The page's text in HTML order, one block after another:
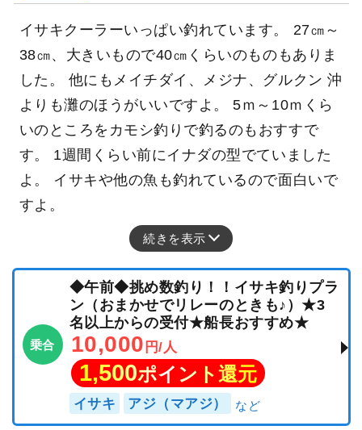
イサキクーラーいっぱい釣れています。 27㎝～
38㎝、大きいもので40㎝くらいのものもありま
した。 他にもメイチダイ、メジナ、グルクン 沖
よりも灘のほうがいいですよ。 5ｍ～10ｍくら
いのところをカモシ釣りで釣るのもおすすで
す。 1週間くらい前にイナダの型でていました
よ。 イサキや他の魚も釣れているので面白いで
すよ。
続きを表示
乗合
◆午前◆挑め数釣り！！イサキ釣りプラ
ン（おまかせでリレーのときも♪）★3
名以上からの受付★船長おすすめ★
10,000 円/人
1,500ポイント還元
イサキ アジ（マアジ）